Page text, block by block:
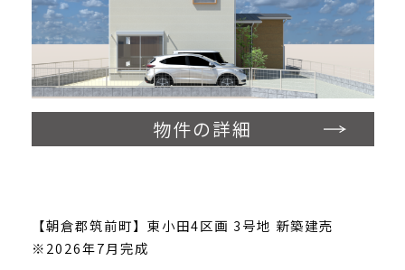
物件の詳細
【朝倉郡筑前町】東小田4区画 3号地 新築建売
※2026年7月完成